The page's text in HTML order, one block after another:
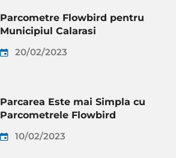
Parcometre Flowbird pentru
Municipiul Calarasi
20/02/2023
Parcarea Este mai Simpla cu
Parcometrele Flowbird
10/02/2023